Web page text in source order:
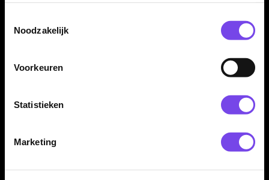
Noodzakelijk
Voorkeuren
Statistieken
Marketing
De Shot Value Range Toa 70% dartpijlen worden geleverd als
complete set van drie dartpijlen, inclusief Shot shafts en Shot
flights. Daardoor kun je direct spelen met een complete Shot
Kenmerken van de Shot Value Range Toa 70% Dartpijlen
✓ Rechte barrel van 51.00 mm